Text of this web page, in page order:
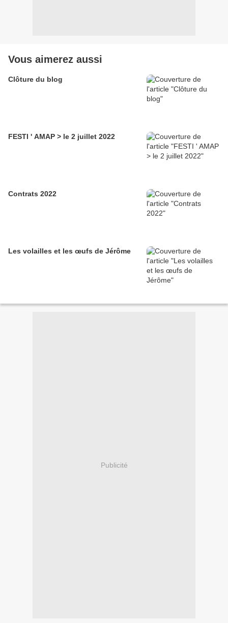
Vous aimerez aussi
Clôture du blog
FESTI ' AMAP > le 2 juillet 2022
Contrats 2022
Les volailles et les œufs de Jérôme
Publicité